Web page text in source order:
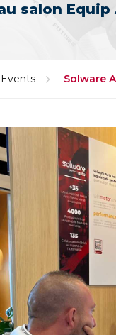
salon Equip
Events Solware